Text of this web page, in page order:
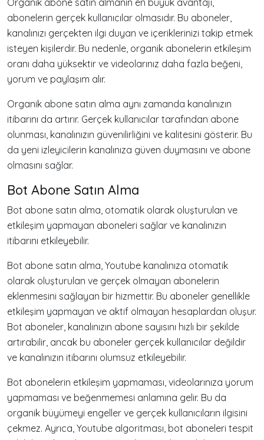
abonelerin gerçek kullanıcılar olmasıdır. Bu aboneler,
kanalınızı gerçekten ilgi duyan ve içeriklerinizi takip etmek
isteyen kişilerdir. Bu nedenle, organik abonelerin etkileşim
oranı daha yüksektir ve videolarınız daha fazla beğeni,
yorum ve paylaşım alır.
Organik abone satın alma aynı zamanda kanalınızın
itibarını da artırır. Gerçek kullanıcılar tarafından abone
olunması, kanalınızın güvenilirliğini ve kalitesini gösterir. Bu
da yeni izleyicilerin kanalınıza güven duymasını ve abone
olmasını sağlar.
Bot Abone Satın Alma
Bot abone satın alma, otomatik olarak oluşturulan ve
etkileşim yapmayan aboneleri sağlar ve kanalınızın
itibarını etkileyebilir.
Bot abone satın alma, Youtube kanalınıza otomatik
olarak oluşturulan ve gerçek olmayan abonelerin
eklenmesini sağlayan bir hizmettir. Bu aboneler genellikle
etkileşim yapmayan ve aktif olmayan hesaplardan oluşur.
Bot aboneler, kanalınızın abone sayısını hızlı bir şekilde
artırabilir, ancak bu aboneler gerçek kullanıcılar değildir
ve kanalınızın itibarını olumsuz etkileyebilir.
Bot abonelerin etkileşim yapmaması, videolarınıza yorum
yapmaması ve beğenmemesi anlamına gelir. Bu da
organik büyümeyi engeller ve gerçek kullanıcıların ilgisini
çekmez. Ayrıca, Youtube algoritması, bot aboneleri tespit